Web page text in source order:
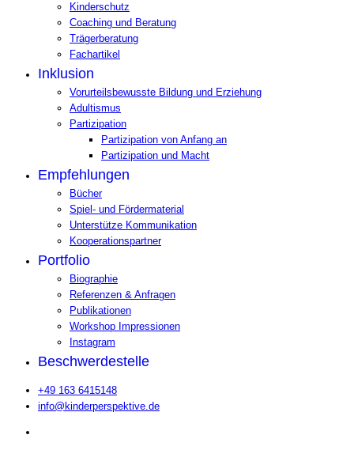
Kinderschutz
Coaching und Beratung
Trägerberatung
Fachartikel
Inklusion
Vorurteilsbewusste Bildung und Erziehung
Adultismus
Partizipation
Partizipation von Anfang an
Partizipation und Macht
Empfehlungen
Bücher
Spiel- und Fördermaterial
Unterstütze Kommunikation
Kooperationspartner
Portfolio
Biographie
Referenzen & Anfragen
Publikationen
Workshop Impressionen
Instagram
Beschwerdestelle
+49 163 6415148
info@kinderperspektive.de